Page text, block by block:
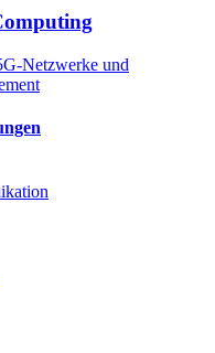
Netzwerke und